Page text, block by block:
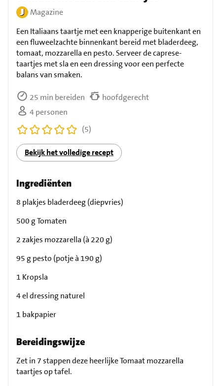
Magazine
Een Italiaans taartje met een knapperige buitenkant en
een fluweelzachte binnenkant bereid met bladerdeeg,
tomaat, mozzarella en pesto. Serveer de caprese-
taartjes met sla en een dressing voor een perfecte
balans van smaken.
25 min bereiden
hoofdgerecht
4 personen
(5)
Bekijk het volledige recept
Ingrediënten
8 plakjes bladerdeeg (diepvries)
500 g Tomaten
2 zakjes mozzarella (à 220 g)
95 g pesto (potje à 190 g)
1 Kropsla
4 el dressing naturel
1 bakpapier
Bereidingswijze
Zet in 7 stappen deze heerlijke Tomaat mozzarella
taartjes op tafel.